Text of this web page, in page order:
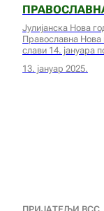
Јулијанска Нова
Православна Нова
слави 14. јануара
13. јануар 2025.